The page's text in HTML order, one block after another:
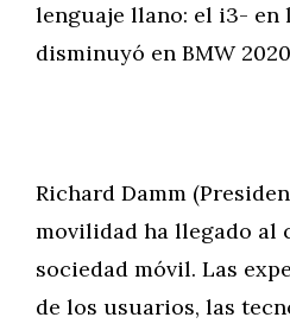
lenguaje llano: el i3- en
disminuyó en BMW
Richard Damm
movilidad ha llegado al
sociedad móvil. Las
de los usuarios, las